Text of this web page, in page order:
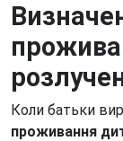
Коли батьки
проживання